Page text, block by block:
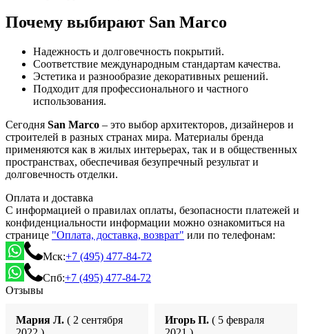
Почему выбирают San Marco
Надежность и долговечность покрытий.
Соответствие международным стандартам качества.
Эстетика и разнообразие декоративных решений.
Подходит для профессионального и частного
использования.
Сегодня San Marco – это выбор архитекторов, дизайнеров и
строителей в разных странах мира. Материалы бренда
применяются как в жилых интерьерах, так и в общественных
пространствах, обеспечивая безупречный результат и
долговечность отделки.
Оплата и доставка
С информацией о правилах оплаты, безопасности платежей и
конфиденциальности информации можно ознакомиться на
странице "Оплата, доставка, возврат" или по телефонам:
Мск:+7 (495) 477-84-72
Спб:+7 (495) 477-84-72
Отзывы
Мария Л. ( 2 сентября
Игорь П. ( 5 февраля